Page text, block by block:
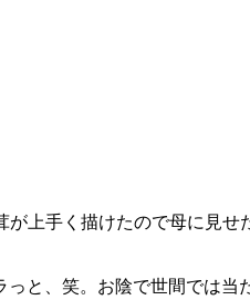
上手く描けたので母に見
と、笑。お陰で世間では